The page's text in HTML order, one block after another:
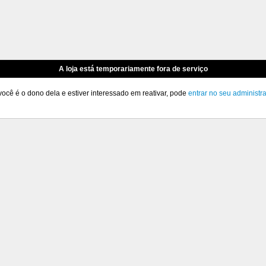
A loja está temporariamente fora de serviço
é o dono dela e estiver interessado em reativar, pode entrar no seu